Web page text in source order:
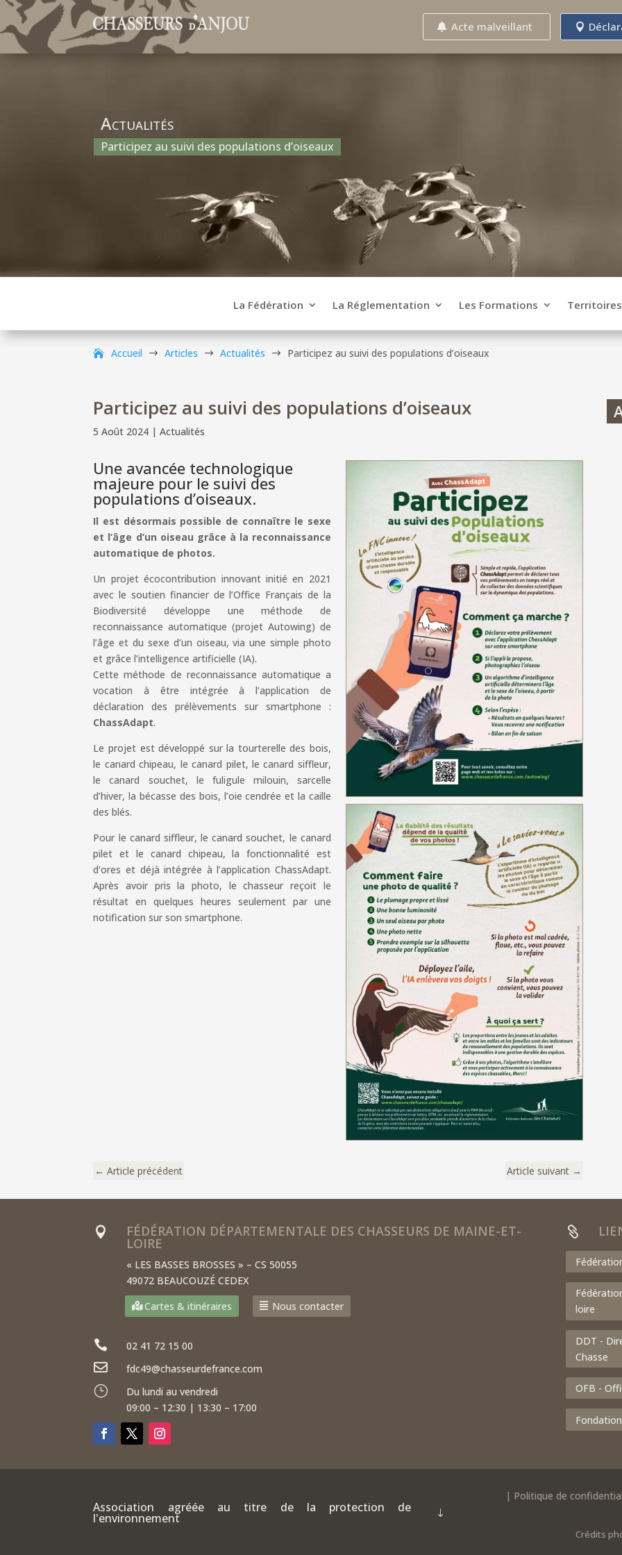
Acte malveillant
Actualités
Participez au suivi des populations d’oiseaux
La Fédération La Réglementation Les Formations
Accueil $ Articles $ Actualités $ Participez au suivi des populations d’oiseaux
Participez au suivi des populations d’oiseaux
5 Août 2024 |Actualités
Une avancée technologique
majeure pour le suivi des
populations d’oiseaux.
Il est désormais possible de connaître le sexe
et l’âge d’un oiseau grâce à la reconnaissance
automatique de photos.
Un projet écocontribution innovant initié en 2021
avec le soutien financier de l’Office Français de la
Biodiversité développe une méthode de
reconnaissance automatique (projet Autowing) de
l’âge et du sexe d’un oiseau, via une simple photo
et grâce l’intelligence artificielle (IA).
Cette méthode de reconnaissance automatique a
vocation à être intégrée à l’application de
déclaration des prélèvements sur smartphone :
ChassAdapt.
Le projet est développé sur la tourterelle des bois,
le canard chipeau, le canard pilet, le canard siffleur,
le canard souchet, le fuligule milouin, sarcelle
d’hiver, la bécasse des bois, l’oie cendrée et la caille
des blés.
Pour le canard siffleur, le canard souchet, le canard
pilet et le canard chipeau, la fonctionnalité est
d’ores et déjà intégrée à l’application ChassAdapt.
Après avoir pris la photo, le chasseur reçoit le
résultat en quelques heures seulement par une
notification sur son smartphone.
←Article précédent Article suivant →
 FÉDÉRATION DÉPARTEMENTALE DES CHASSEURS DE MAINE-ET-
LOIRE
« LES BASSES BROSSES » – CS 50055
49072 BEAUCOUZÉ CEDEX
Cartes & itinéraires
Nous contacter
 02 41 72 15 00
 fdc49@chasseurdefrance.com
}
Du lundi au vendredi
09:00 – 12:30 | 13:30 – 17:00

loire
DDT -
Chasse
OFB -
Association agréée au titre de la protection de
l'environnement
| Politique de
Crédits